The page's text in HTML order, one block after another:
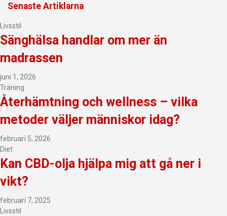
Senaste Artiklarna
Livsstil
Sänghälsa handlar om mer än
madrassen
juni 1, 2026
Träning
Återhämtning och wellness – vilka
metoder väljer människor idag?
februari 5, 2026
Diet
Kan CBD-olja hjälpa mig att gå ner i
vikt?
februari 7, 2025
Livsstil